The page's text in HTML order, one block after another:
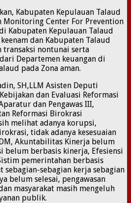
Kabupaten Kepulauan Talaud
Monitoring Center For Prevention
Kabupaten Kepulauan Talaud
dan Kabupaten Talaud
transaksi nontunai serta
Departemen keuangan di
pada Zona aman.
SH,LLM Asisten Deputi
dan Evaluasi Reformasi
dan Pengawas III,
Reformasi Birokrasi
melihat adanya korupsi,
tidak adanya kesesuaian
Akuntabilitas Kinerja belum
belum berbasis kinerja, Efesiensi
pemerintahan berbasis
sebagian kerja sebagian
belum selesai, pengawasan
masyarakat masih mengeluh
publik.